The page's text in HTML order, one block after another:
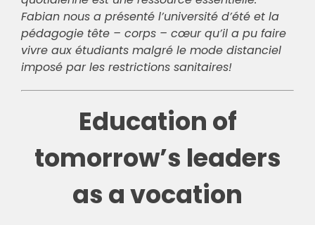
Fabian nous a présenté l’université d’été et la
pédagogie tête – corps – cœur qu’il a pu faire
vivre aux étudiants malgré le mode distanciel
imposé par les restrictions sanitaires!
Education of
tomorrow’s leaders
as a vocation